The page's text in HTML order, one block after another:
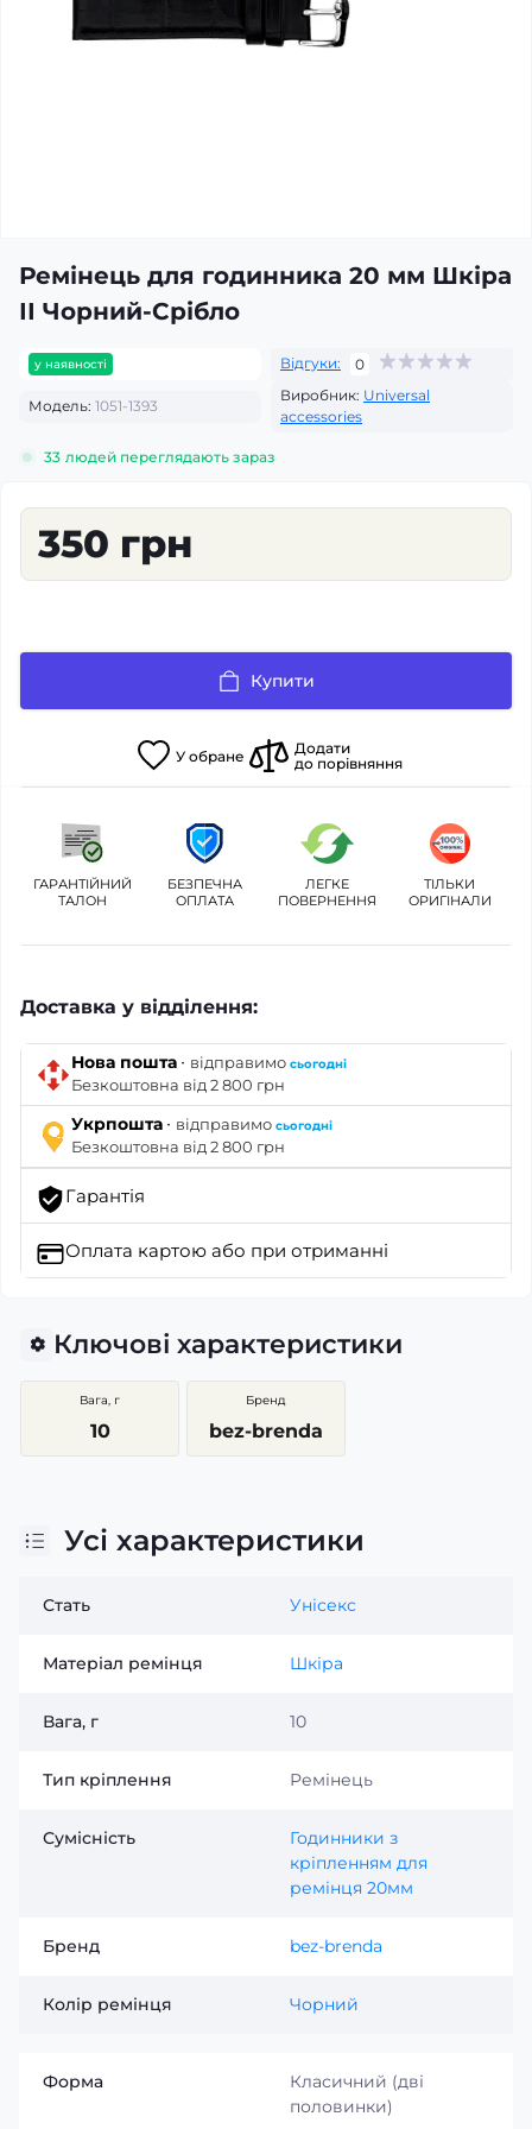
Ремінець для годинника 20 мм Шкіра
ІІ Чорний-Срібло
у наявності Відгуки: 0
Модель: 1051-1393
Виробник: Universal
accessories
33 людей переглядають зараз
350 грн
Купити
У обране
Додати
до порівняння
ГАРАНТІЙНИЙ
ТАЛОН
БЕЗПЕЧНА
ОПЛАТА
ЛЕГКЕ
ПОВЕРНЕННЯ
ТІЛЬКИ
ОРИГІНАЛИ
Доставка у відділення:
Нова пошта · відправимо сьогодні
Безкоштовна від 2 800 грн
Укрпошта · відправимо сьогодні
Безкоштовна від 2 800 грн
Гарантія
Оплата картою або при отриманні
Ключові характеристики
Вага, г
10
Бренд
bez-brenda
Усі характеристики
Стать Унісекс
Матеріал ремінця Шкіра
Вага, г 10
Тип кріплення Ремінець
Сумісність
Годинники з
кріпленням для
ремінця 20мм
Бренд bez-brenda
Колір ремінця Чорний
Форма
Класичний (дві
половинки)